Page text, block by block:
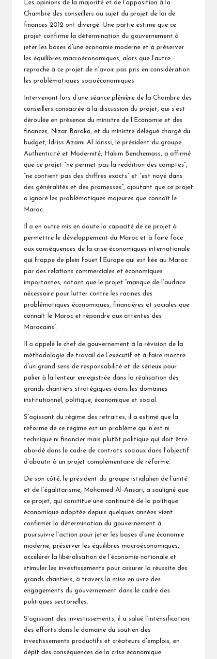
Les opinions de la majorité et de l’opposition à la
Chambre des conseillers au sujet du projet de loi de
finances 2012 ont divergé. Une partie estime que ce
projet confirme la détermination du gouvernement à
jeter les bases d’une économie moderne et à préserver
les équilibres macroéconomiques, alors que l’autre
reproche à ce projet de n’avoir pas pris en considération
les problématiques socioéconomiques.
Intervenant lors d’une séance plénière de la Chambre des
conseillers consacrée à la discussion du projet, qui s’est
déroulée en présence du ministre de l’Economie et des
finances, Nizar Baraka, et du ministre délégué chargé du
budget, Idriss Azami Al Idrissi, le président du groupe
Authenticité et Modernité, Hakim Benchemass, a affirmé
que ce projet “ne permet pas la reddition des comptes”,
“ne contient pas des chiffres exacts” et “est noyé dans
des généralités et des promesses”, ajoutant que ce projet
a ignoré les problématiques majeures que connaît le
Maroc.
Il a en outre mis en doute la capacité de ce projet à
permettre le développement du Maroc et à faire face
aux conséquences de la crise économiques internationale
qui frappe de plein fouet l’Europe qui est liée au Maroc
par des relations commerciales et économiques
importantes, notant que le projet “manque de l’audace
nécessaire pour lutter contre les racines des
problématiques économiques, financières et sociales que
connaît le Maroc et répondre aux attentes des
Marocains”.
Il a appelé le chef de gouvernement à la révision de la
méthodologie de travail de l’exécutif et à faire montre
d’un grand sens de responsabilité et de sérieux pour
palier à la lenteur enregistrée dans la réalisation des
grands chantiers stratégiques dans les domaines
institutionnel, politique, économique et social.
S’agissant du régime des retraites, il a estimé que la
réforme de ce régime est un problème qui n’est ni
technique ni financier mais plutôt politique qui doit être
abordé dans le cadre de contrats sociaux dans l’objectif
d’aboutir à un projet complémentaire de réforme.
De son côté, le président du groupe istiqlalien de l’unité
et de l’égalitarisme, Mohamed Al-Ansari, a souligné que
ce projet, qui constitue une continuité de la politique
économique adoptée depuis quelques années vient
confirmer la détermination du gouvernement à
poursuivre l’action pour jeter les bases d’une économie
moderne, préserver les équilibres macroéconomiques,
accélérer la libéralisation de l’économie nationale et
stimuler les investissements pour assurer la réussite des
grands chantiers, à travers la mise en uvre des
engagements du gouvernement dans le cadre des
politiques sectorielles.
S’agissant des investissements, il a salué l’intensification
des efforts dans le domaine du soutien des
investissements productifs et créateurs d’emplois, en
dépit des conséquences de la crise économique